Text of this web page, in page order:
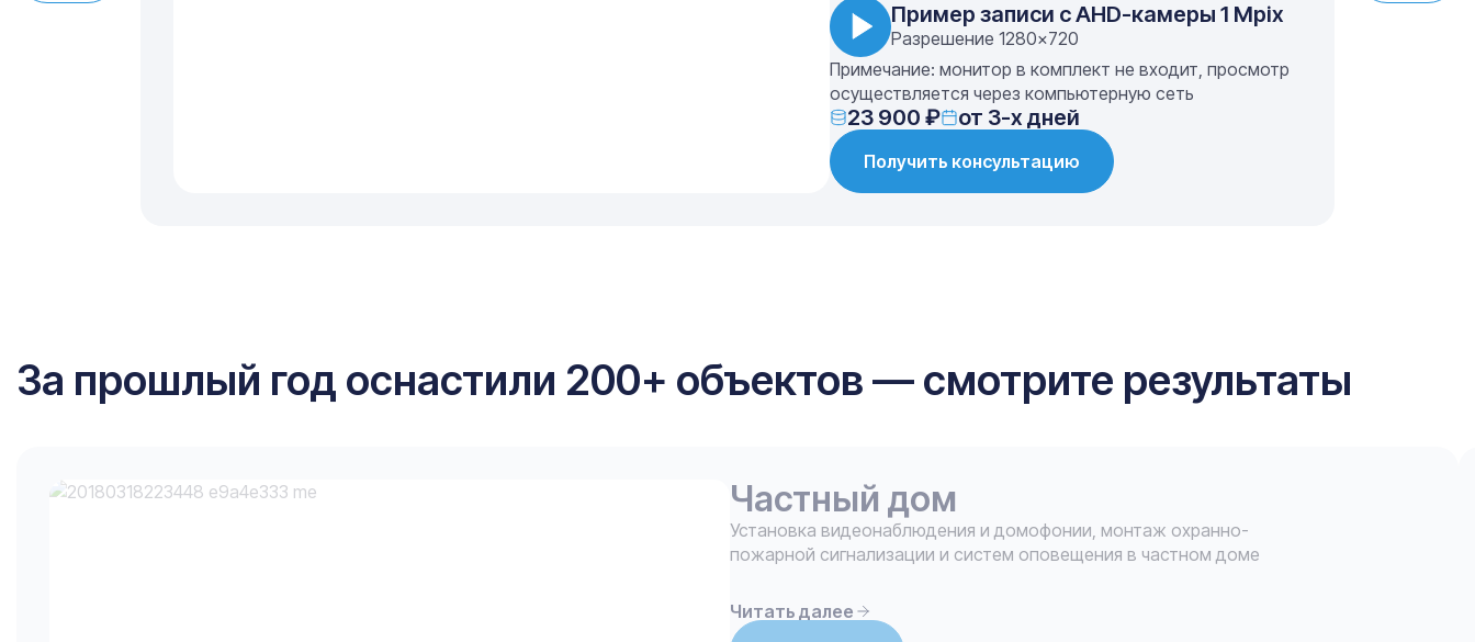
Пример записи с AHD-камеры 1 Mpix
Разрешение 1280×720
Примечание: монитор в комплект не входит, просмотр
осуществляется через компьютерную сеть
23 900 ₽ от 3-х дней
Получить консультацию
За прошлый год оснастили 200+ объектов — смотрите результаты
Частный дом
Установка видеонаблюдения и домофонии, монтаж охранно-
пожарной сигнализации и систем оповещения в частном доме
Читать далее